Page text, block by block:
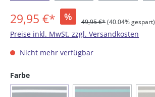
29,95 €* % 49,95 €*(40.04% gespart)
Preise inkl. MwSt. zzgl. Versandkosten
Nicht mehr verfügbar
Farbeauswählen